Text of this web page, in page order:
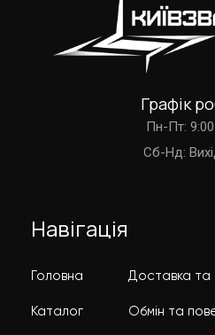
Графік
Пн-Пт:
Cб-Нд:
Навігація
Головна
Каталог
Доставка та
Обмін та